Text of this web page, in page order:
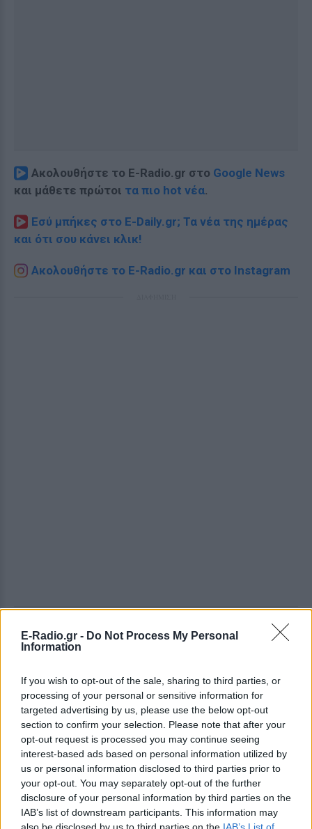
E-Radio.gr - Do Not Process My Personal
Information
If you wish to opt-out of the sale, sharing to third parties, or
processing of your personal or sensitive information for
targeted advertising by us, please use the below opt-out
section to confirm your selection. Please note that after your
opt-out request is processed you may continue seeing
interest-based ads based on personal information utilized by
us or personal information disclosed to third parties prior to
your opt-out. You may separately opt-out of the further
disclosure of your personal information by third parties on the
IAB’s list of downstream participants. This information may
Ακολουθήστε το E-Radio.gr στο Google News
και μάθετε πρώτοι τα πιο hot νέα.
Εσύ μπήκες στο E-Daily.gr; Τα νέα της ημέρας
και ότι σου κάνει κλικ!
Ακολουθήστε το E-Radio.gr και στο Instagram
ΔΕΙΤΕ ΕΠΙΣΗΣ
Αποστολία Ζώη: Από το Μπαλί
στο BTS concert στο Παρίσι ‑
το καλοκαίρι που δεν θα
ξεχάσει
Η παρουσιάστρια μοιράστηκε τη διπλή
καλοκαιρινή της περιπέτεια μέσα από
ανάρτηση που συγκέντρωσε χιλιάδες
likes στο Instagram.